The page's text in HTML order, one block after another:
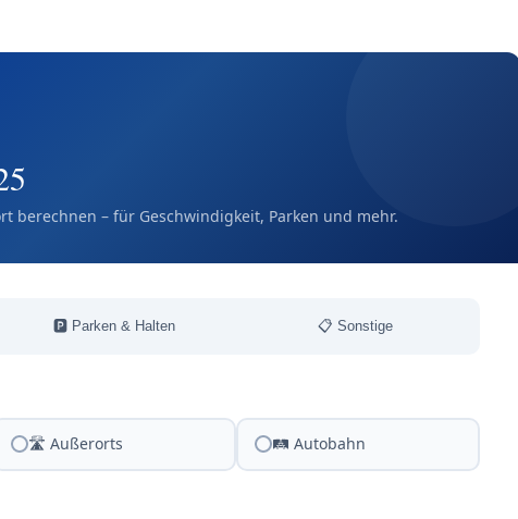
berechnen – für Geschwindigkeit, Parken und mehr.
🅿️ Parken & Halten 📋 Sonstige
🛣 Außerorts 🛤 Autobahn